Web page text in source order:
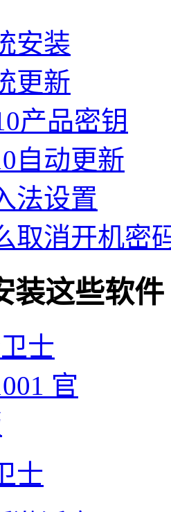
安装
更新
产品密钥
自动更新
法设置
取消开机密
装这些软件
士